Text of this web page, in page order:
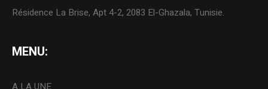
Résidence La Brise, Apt 4-2, 2083 El-Ghazala, Tunisie.
MENU: